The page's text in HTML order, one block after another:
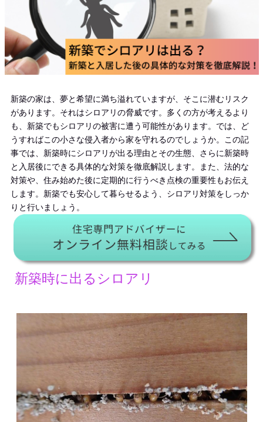
新築の家は、夢と希望に満ち溢れていますが、そこに潜むリスク
があります。それはシロアリの脅威です。多くの方が考えるより
も、新築でもシロアリの被害に遭う可能性があります。では、ど
うすればこの小さな侵入者から家を守れるのでしょうか。この記
事では、新築時にシロアリが出る理由とその生態、さらに新築時
と入居後にできる具体的な対策を徹底解説します。また、法的な
対策や、住み始めた後に定期的に行うべき点検の重要性もお伝え
します。新築でも安心して暮らせるよう、シロアリ対策をしっか
りと行いましょう。
新築時に出るシロアリ